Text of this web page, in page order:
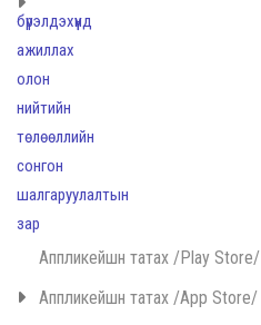
Аппликейшн татах /Play Store/
Аппликейшн татах /App Store/